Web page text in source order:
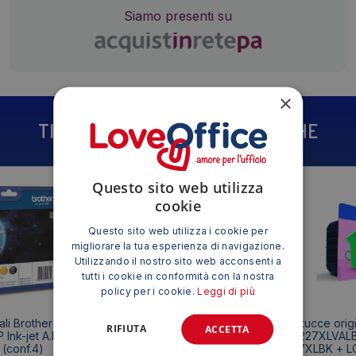
Siamo presenti su
TI POTREBBE INTERESSARE ANCHE
Brother LC-
Ink-jet A.R.
Cartucce originali Brother LC-
123VALBP Ink-jet blister LC-123
4 (conf.4)
Cartucce
227XLBK +
×
Questo sito web utilizza
cookie
Questo sito web utilizza i cookie per
migliorare la tua esperienza di navigazione.
Utilizzando il nostro sito web acconsenti a
tutti i cookie in conformità con la nostra
policy per i cookie.Leggi di più
ACCETTA
RIFIUTA